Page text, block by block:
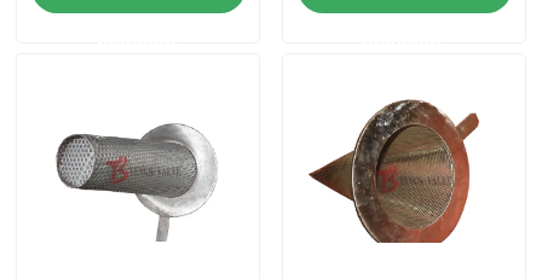
Au sujet de nous